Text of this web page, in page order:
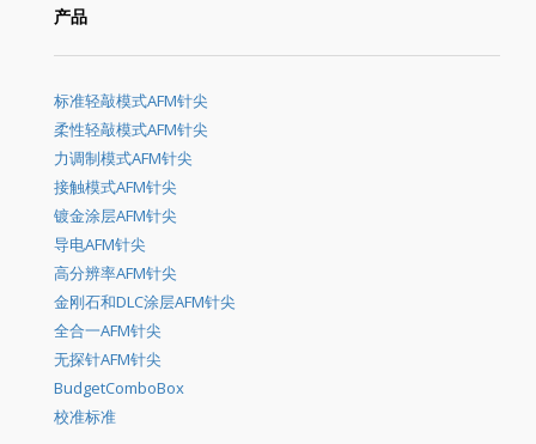
产品
标准轻敲模式AFM针尖
柔性轻敲模式AFM针尖
力调制模式AFM针尖
接触模式AFM针尖
镀金涂层AFM针尖
导电AFM针尖
高分辨率AFM针尖
金刚石和DLC涂层AFM针尖
全合一AFM针尖
无探针AFM针尖
BudgetComboBox
校准标准